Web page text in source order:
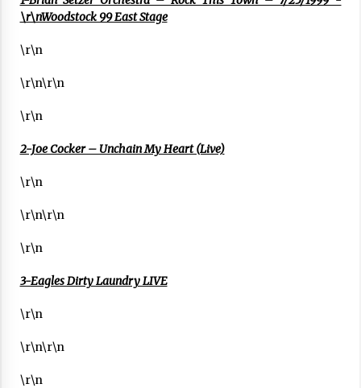
Arrosa sareko IX. topaketak!
\r\nWoodstock 99 East Stage
\r\n
\r\n\r\n
\r\n
2-Joe Cocker – Unchain My Heart (Live)
\r\n
\r\n\r\n
\r\n
3-Eagles Dirty Laundry LIVE
\r\n
\r\n\r\n
\r\n